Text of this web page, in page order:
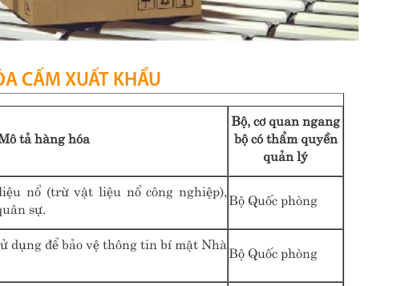
CẤM XUẤT KHẨU
tả hàng hóa
Bộ, cơ quan ngang
bộ có thẩm quyền
quản lý
nổ (trừ vật liệu nổ công nghiệp),
sự.
Bộ Quốc phòng
dụng để bảo vệ thông tin bí mật NhàBộ Quốc phòng